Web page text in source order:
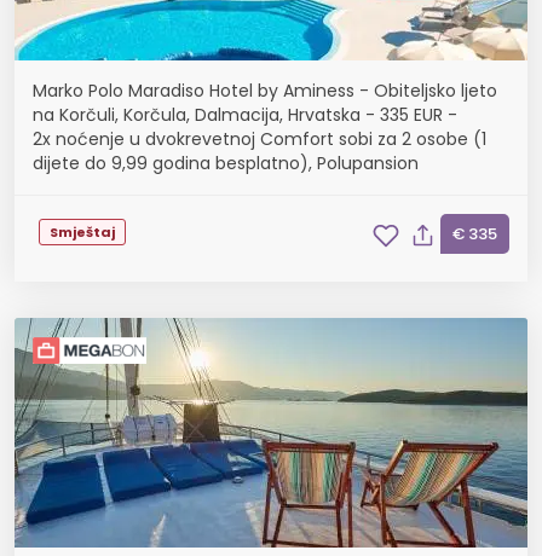
Marko Polo Maradiso Hotel by Aminess - Obiteljsko ljeto
na Korčuli, Korčula, Dalmacija, Hrvatska - 335 EUR -
2x noćenje u dvokrevetnoj Comfort sobi za 2 osobe (1
dijete do 9,99 godina besplatno), Polupansion
Smještaj € 335